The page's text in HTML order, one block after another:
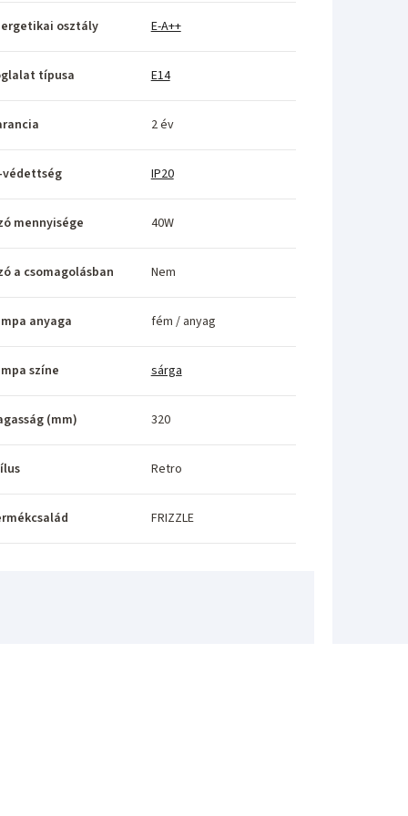
osztály E-A++
típusa E14
2 év
védettség IP20
mennyisége 40W
a csomagolásban Nem
anyaga fém / anyag
színe sárga
(mm) 320
Retro
FRIZZLE